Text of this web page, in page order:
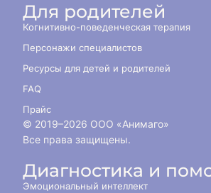
Для родителей
Когнитивно-поведенческая терапия
Персонажи специалистов
Ресурсы для детей и родителей
FAQ
Прайс
© 2019–2026 ООО «Анимаго»
Все права защищены.
Диагностика и
Эмоциональный интеллект